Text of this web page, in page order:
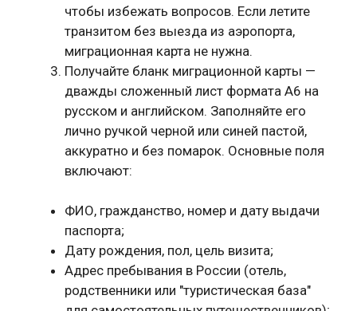
чтобы избежать вопросов. Если летите
транзитом без выезда из аэропорта,
миграционная карта не нужна.
Получайте бланк миграционной карты —
дважды сложенный лист формата А6 на
русском и английском. Заполняйте его
лично ручкой черной или синей пастой,
аккуратно и без помарок. Основные поля
включают:
ФИО, гражданство, номер и дату выдачи
паспорта;
Дату рождения, пол, цель визита;
Адрес пребывания в России (отель,
родственники или "туристическая база"